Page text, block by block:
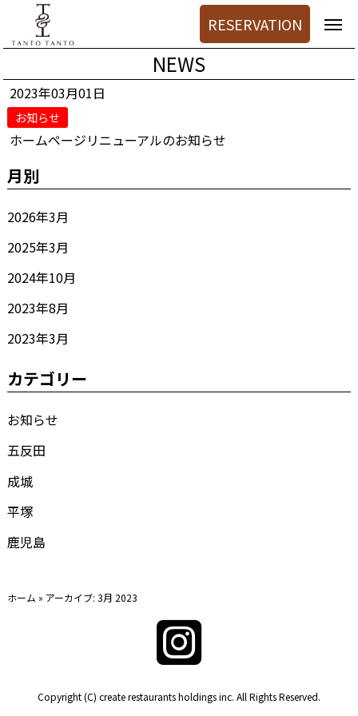
RESERVATION
NEWS
2023年03月01日
お知らせ
ホームページリニューアルのお知らせ
月別
2026年3月
2025年3月
2024年10月
2023年8月
2023年3月
カテゴリー
お知らせ
五反田
成城
平塚
鹿児島
ホーム » アーカイブ: 3月 2023
Copyright (C) create restaurants holdings inc. All Rights Reserved.